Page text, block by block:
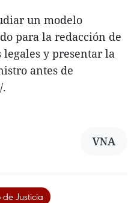
un modelo
para la redacción de
y presentar la
antes de
VNA
Justicia